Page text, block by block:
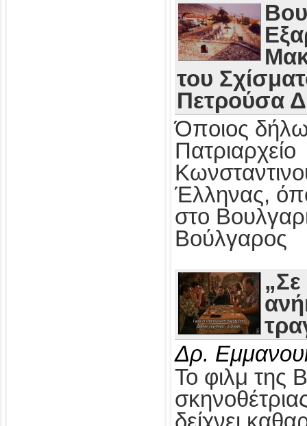
του
Πετρούσα
Όποιος
Πατριαρχείο
Έλληνας,
στο
Βούλγαρος
Δρ.
Το φιλμ της